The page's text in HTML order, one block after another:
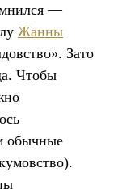
—
Жанны
Зато
Чтобы
обычные